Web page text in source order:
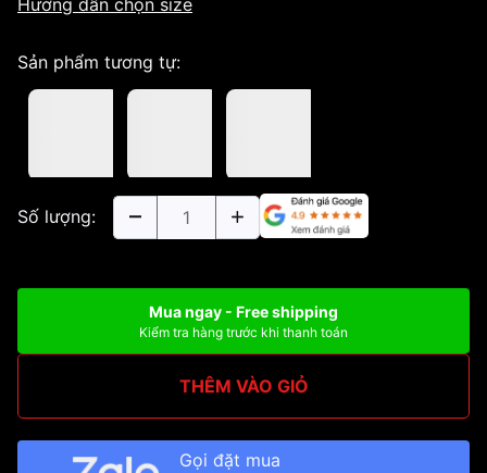
Hướng dẫn chọn size
Sản phẩm tương tự:
Số lượng:
Mua ngay - Free shipping
Kiểm tra hàng trước khi thanh toán
THÊM VÀO GIỎ
Gọi đặt mua